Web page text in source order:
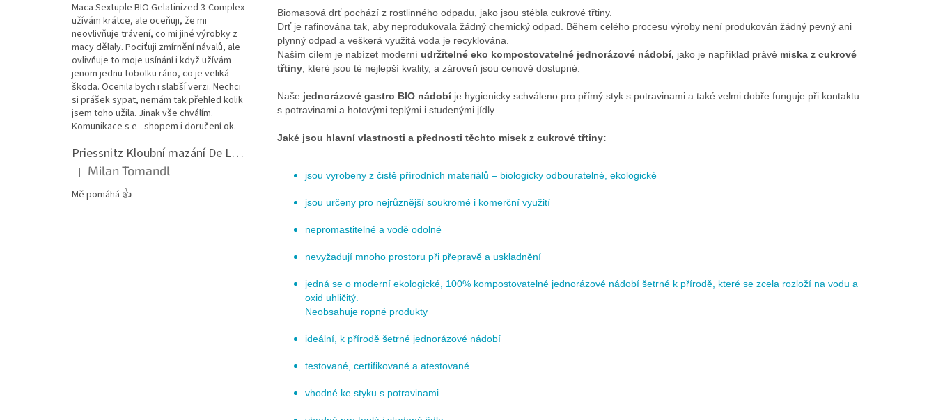
Maca Sextuple BIO Gelatinized 3-Complex -
užívám krátce, ale oceňuji, že mi
neovlivňuje trávení, co mi jiné výrobky z
macy dělaly. Pociťuji zmírnění návalů, ale
ovlivňuje to moje usínání i když užívám
jenom jednu tobolku ráno, co je veliká
škoda. Ocenila bych i slabší verzi. Nechci
si prášek sypat, nemám tak přehled kolik
jsem toho užila. Jinak vše chválím.
Komunikace s e - shopem i doručení ok.
Priessnitz Kloubní mazání De Luxe, 200ml
Hodnocení produktu je 5 z 5 hvězdiček.
| Milan Tomandl
Mě pomáhá 👍
Biomasová drť pochází z rostlinného odpadu, jako jsou stébla cukrové třtiny.
Drť je rafinována tak, aby neprodukovala žádný chemický odpad. Během celého procesu výroby není produkován žádný pevný ani
plynný odpad a veškerá využitá voda je recyklována.
Naším cílem je nabízet moderní udržitelné eko kompostovatelné jednorázové nádobí, jako je například právě miska z cukrové
třtiny , které jsou té nejlepší kvality, a zároveň jsou cenově dostupné.
Naše jednorázové gastro BIO nádobíje hygienicky schváleno pro přímý styk s potravinami a také velmi dobře funguje při kontaktu
s potravinami a hotovými teplými i studenými jídly.
Jaké jsou hlavní vlastnosti a přednosti těchto misek z cukrové třtiny:
jsou vyrobeny z čistě přírodních materiálů – biologicky odbouratelné, ekologické
jsou určeny pro nejrůznější soukromé i komerční využití
nepromastitelné a vodě odolné
nevyžadují mnoho prostoru při přepravě a uskladnění
jedná se o moderní ekologické, 100% kompostovatelné jednorázové nádobí šetrné k přírodě, které se zcela rozloží na vodu a
oxid uhličitý.
Neobsahuje ropné produkty
ideální, k přírodě šetrné jednorázové nádobí
testované, certifikované a atestované
vhodné ke styku s potravinami